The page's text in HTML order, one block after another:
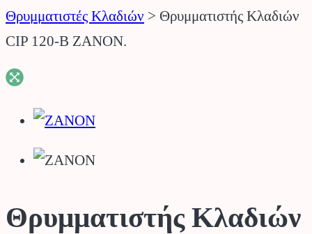
Θρυμματιστές Κλαδιών > Θρυμματιστής Κλαδιών
CIP 120-B ZANON.
Θρυμματιστής Κλαδιών